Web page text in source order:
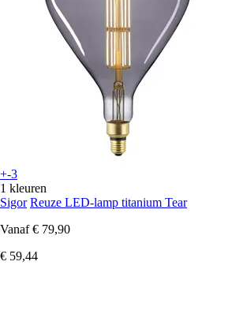
+-3
1 kleuren
Sigor Reuze LED-lamp titanium Tear
Vanaf € 79,90
€ 59,44